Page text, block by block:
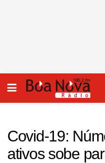
Covid-19:
ativos sobe